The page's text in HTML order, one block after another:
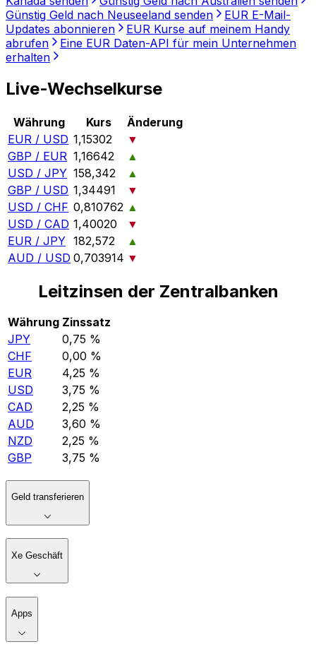
Günstig Geld nach Neuseeland senden
EUR E-Mail-
Updates abonnieren
EUR Kurse auf meinem Handy
abrufen
Eine EUR Daten-API für mein Unternehmen
erhalten
Live-Wechselkurse
Währung Kurs
Änderung
EUR / USD 1,15302
▼
GBP / EUR 1,16642
▲
USD / JPY 158,342
▲
GBP / USD 1,34491
▼
USD / CHF 0,810762 ▲
USD / CAD 1,40020
▼
EUR / JPY 182,572
▲
AUD / USD 0,703914 ▼
Leitzinsen der Zentralbanken
Währung Zinssatz
JPY
0,75 %
CHF
0,00 %
EUR
4,25 %
USD
3,75 %
CAD
2,25 %
AUD
3,60 %
NZD
2,25 %
GBP
3,75 %
Geld transferieren
Xe Geschäft
Apps